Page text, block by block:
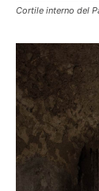
Cortile interno del